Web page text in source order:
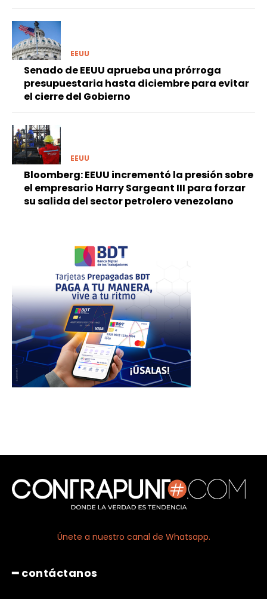
EEUU
Senado de EEUU aprueba una prórroga
presupuestaria hasta diciembre para evitar
el cierre del Gobierno
EEUU
Bloomberg: EEUU incrementó la presión sobre
el empresario Harry Sargeant III para forzar
su salida del sector petrolero venezolano
Únete a nuestro canal de Whatsapp.
━ contáctanos